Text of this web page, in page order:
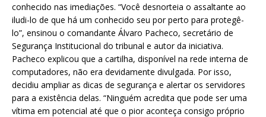
conhecido nas imediações. “Você desnorteia o assaltante ao
iludi-lo de que há um conhecido seu por perto para protegê-
lo”, ensinou o comandante Álvaro Pacheco, secretário de
Segurança Institucional do tribunal e autor da iniciativa.
Pacheco explicou que a cartilha, disponível na rede interna de
computadores, não era devidamente divulgada. Por isso,
decidiu ampliar as dicas de segurança e alertar os servidores
para a existência delas. “Ninguém acredita que pode ser uma
vítima em potencial até que o pior aconteça consigo próprio